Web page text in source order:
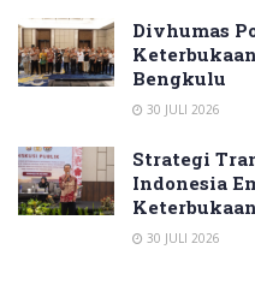
Divhumas
Bengkulu
30 JULI 2026
Strategi
Indonesia
30 JULI 2026